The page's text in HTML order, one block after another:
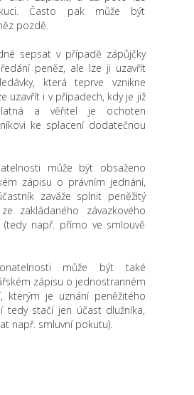
Často pak může být
pozdě.
sepsat v případě zápůjčky
peněz, ale lze ji uzavřít
která teprve vznikne
uzavřít i v případech, kdy je již
a věřitel je ochoten
ke splacení dodatečnou
může být obsaženo
zápisu o právním jednání,
zaváže splnit peněžitý
zakládaného závazkového
(tedy např. přímo ve smlouvě
může být také
zápisu o jednostranném
kterým je uznání peněžitého
tedy stačí jen účast dlužníka,
např. smluvní pokutu).